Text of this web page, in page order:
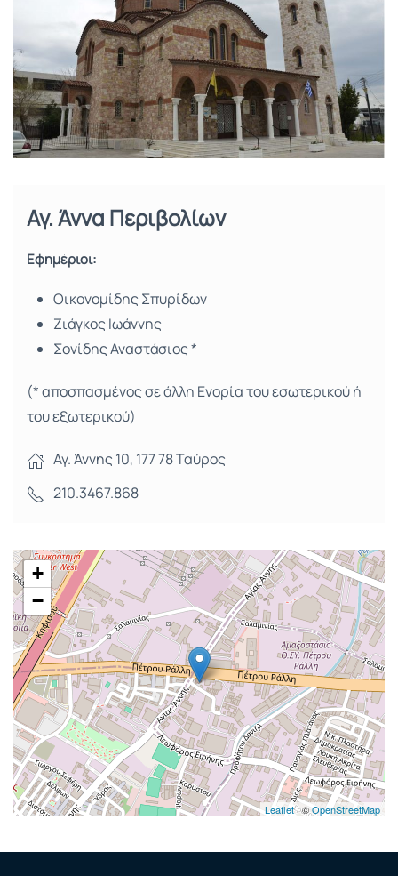
Αγ. Άννα Περιβολίων
Εφημέριοι:
Οικονομίδης Σπυρίδων
Ζιάγκος Ιωάννης
Σονίδης Αναστάσιος *
(* αποσπασμένος σε άλλη Ενορία του εσωτερικού ή
του εξωτερικού)
Αγ. Άννης 10, 177 78 Ταύρος
210.3467.868
+
−
Leaflet| ©OpenStreetMap